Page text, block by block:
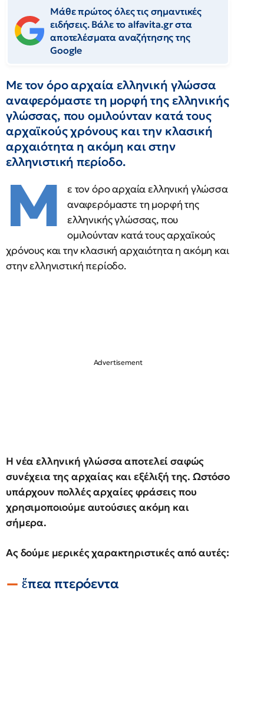
Μάθε πρώτος όλες τις σημαντικές
ειδήσεις. Βάλε το alfavita.gr στα
αποτελέσματα αναζήτησης της
Google
Με τον όρο αρχαία ελληνική γλώσσα
αναφερόμαστε τη μορφή της ελληνικής
γλώσσας, που ομιλούνταν κατά τους
αρχαϊκούς χρόνους και την κλασική
αρχαιότητα η ακόμη και στην
ελληνιστική περίοδο.
Μ
ε τον όρο αρχαία ελληνική γλώσσα
αναφερόμαστε τη μορφή της
ελληνικής γλώσσας, που
ομιλούνταν κατά τους αρχαϊκούς
χρόνους και την κλασική αρχαιότητα η ακόμη και
στην ελληνιστική περίοδο.
Η νέα ελληνική γλώσσα αποτελεί σαφώς
συνέχεια της αρχαίας και εξέλιξή της. Ωστόσο
υπάρχουν πολλές αρχαίες φράσεις που
χρησιμοποιούμε αυτούσιες ακόμη και
σήμερα.
Ας δούμε μερικές χαρακτηριστικές από αυτές:
ἔπεα πτερόεντα